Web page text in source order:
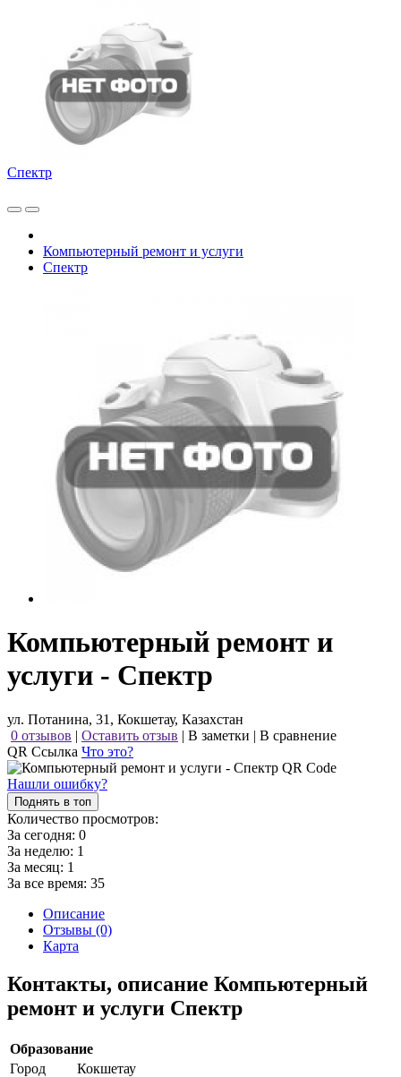
Спектр
Компьютерный ремонт и услуги
Спектр
Компьютерный ремонт и
услуги - Спектр
ул. Потанина, 31, Кокшетау, Казахстан
0 отзывов | Оставить отзыв | В заметки | В сравнение
QR Ссылка Что это?
Нашли ошибку?
Поднять в топ
Количество просмотров:
За сегодня: 0
За неделю: 1
За месяц: 1
За все время: 35
Описание
Отзывы (0)
Карта
Контакты, описание Компьютерный
ремонт и услуги Спектр
Образование
Город
Кокшетау